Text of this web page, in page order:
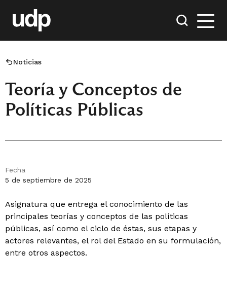
Noticias
Teoría y Conceptos de
Políticas Públicas
Fecha
5 de septiembre de 2025
Asignatura que entrega el conocimiento de las
principales teorías y conceptos de las políticas
públicas, así como el ciclo de éstas, sus etapas y
actores relevantes, el rol del Estado en su formulación,
entre otros aspectos.